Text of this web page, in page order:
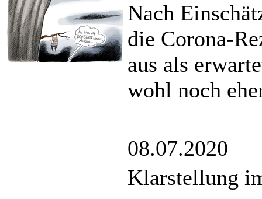
Nach
die Corona-
aus als
wohl noch
08.07.2020
Klarstellung